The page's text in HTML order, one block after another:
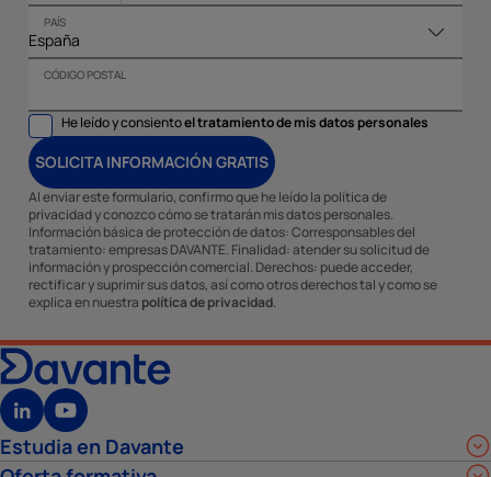
PAÍS
CÓDIGO POSTAL
He leído y consientoel tratamiento de mis datos personales
SOLICITA INFORMACIÓN GRATIS
Al enviar este formulario, confirmo que he leído la política de
privacidad y conozco cómo se tratarán mis datos personales.
Información básica de protección de datos: Corresponsables del
tratamiento: empresas DAVANTE. Finalidad: atender su solicitud de
información y prospección comercial. Derechos: puede acceder,
rectificar y suprimir sus datos, así como otros derechos tal y como se
explica en nuestra política de privacidad.
Estudia en Davante